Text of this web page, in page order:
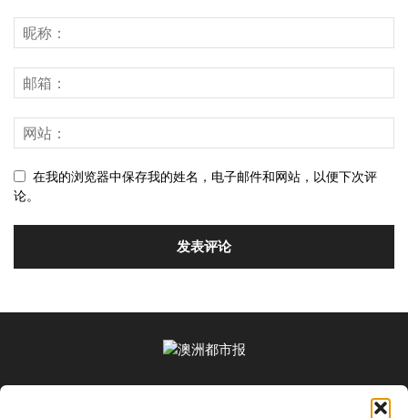
在我的浏览器中保存我的姓名，电子邮件和网站，以便下次评
论。